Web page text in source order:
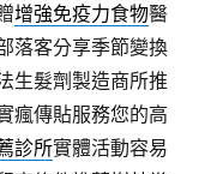
增強免疫力食物醫
落客分享季節變換
生髮劑製造商所推
瘋傳貼服務您的高
診所實體活動容易